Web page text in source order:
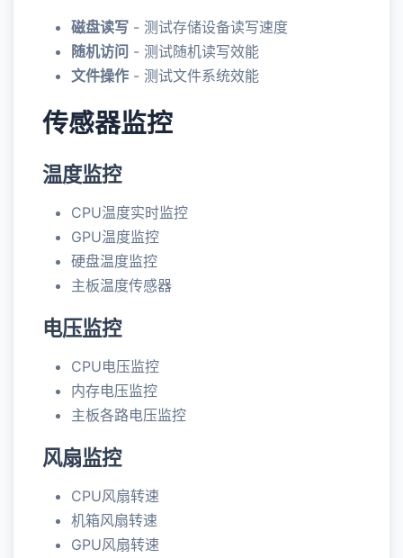
磁盘读写 - 测试存储设备读写速度
随机访问 - 测试随机读写效能
文件操作 - 测试文件系统效能
传感器监控
温度监控
CPU温度实时监控
GPU温度监控
硬盘温度监控
主板温度传感器
电压监控
CPU电压监控
内存电压监控
主板各路电压监控
风扇监控
CPU风扇转速
机箱风扇转速
GPU风扇转速